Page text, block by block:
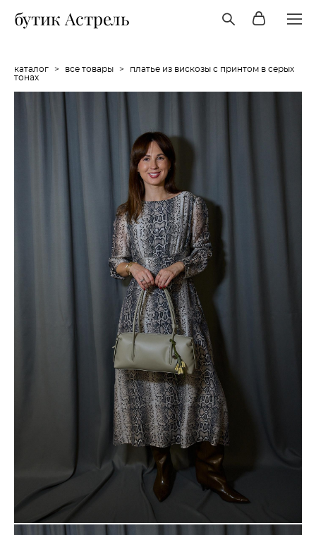
бутик Астрель
каталог > все товары >
платье из вискозы с принтом в серых
тонах